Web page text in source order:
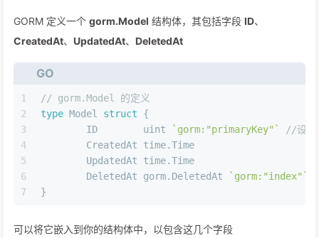
GORM 定义一个 gorm.Model 结构体，其包括字段 ID、
CreatedAt、 UpdatedAt、 DeletedAt
GO
1
2
3
4
5
6
7
// gorm.Model 的定义
type Model struct {
	ID
uint `gorm:"primaryKey"`
//设置
	CreatedAt time.Time
	UpdatedAt time.Time
	DeletedAt gorm.DeletedAt
`gorm:"index"`
}
可以将它嵌入到你的结构体中，以包含这几个字段